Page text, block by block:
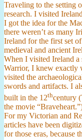
Traveling to the setting
research. I visited
I got the idea for the
there weren’t as many
Ireland for the first set
medieval and ancient
When I visited Ireland
Warrior, I knew exactly
visited the
swords and artifacts. I
built in the 12thcentury
the movie
For my Victorian and
articles have been
for those eras, because